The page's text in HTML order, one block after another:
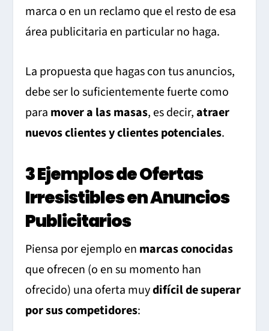
marca o en un reclamo que el resto de esa
área publicitaria en particular no haga.
La propuesta que hagas con tus anuncios,
debe ser lo suficientemente fuerte como
para mover a las masas, es decir,atraer
nuevos clientes y clientes potenciales.
3 Ejemplos de Ofertas
Irresistibles en Anuncios
Publicitarios
Piensa por ejemplo en marcas conocidas
que ofrecen (o en su momento han
ofrecido) una oferta muydifícil de superar
por sus competidores: